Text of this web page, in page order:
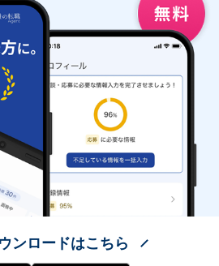
ンロードはこちら